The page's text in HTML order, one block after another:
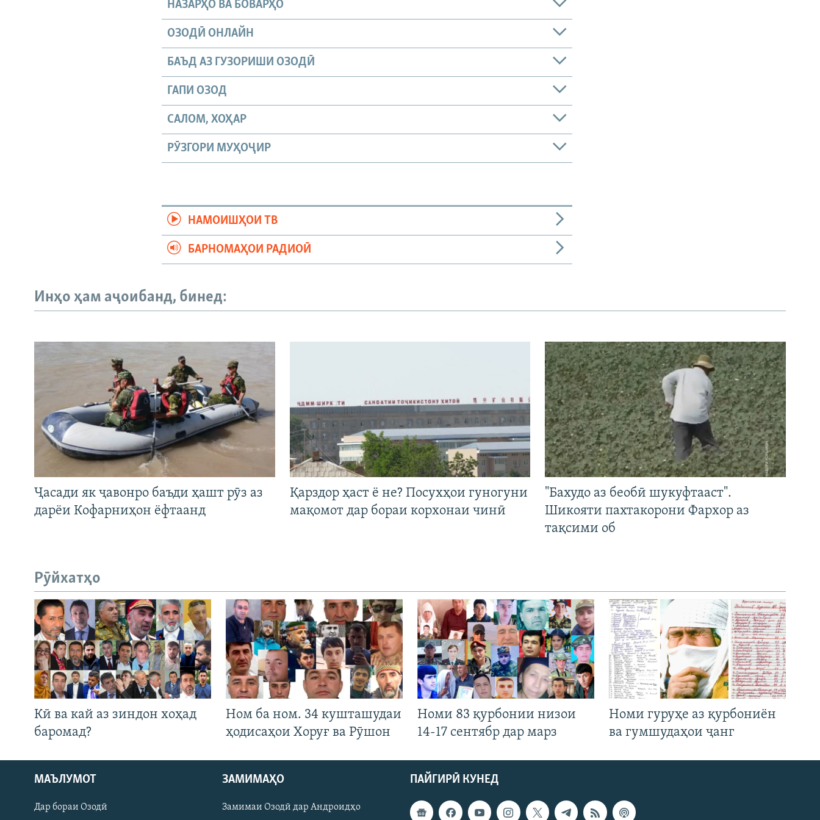
Русский
ПАЙГИРӢ КУНЕД
НАЗАРҲО ВА БОВАРҲО
ОЗОДӢ ОНЛАЙН
БАЪД АЗ ГУЗОРИШИ ОЗОДӢ
ГАПИ ОЗОД
САЛОМ, ХОҲАР
РӮЗГОРИ МУҲОҶИР
НАМОИШҲОИ ТВ
БАРНОМАҲОИ РАДИОӢ
Инҳо ҳам аҷоибанд, бинед:
Ҷасади як ҷавонро баъди ҳашт рӯз аз
дарёи Кофарниҳон ёфтаанд
Қарздор ҳаст ё не? Посухҳои гуногуни
мақомот дар бораи корхонаи чинӣ
"Бахудо аз беобӣ шукуфтааст".
Шикояти пахтакорони Фархор аз
тақсими об
Рӯйхатҳо
Кӣ ва кай аз зиндон хоҳад
баромад?
Ном ба ном. 34 кушташудаи
ҳодисаҳои Хоруғ ва Рӯшон
Номи 83 қурбонии низои
14-17 сентябр дар марз
Номи гуруҳе аз қурбониён
ва гумшудаҳои ҷанг
ПАЙГИРӢ КУНЕД
МАЪЛУМОТ
Дар бораи Озодӣ
ЗАМИМАҲО
Замимаи Озодӣ дар Андроидҳо